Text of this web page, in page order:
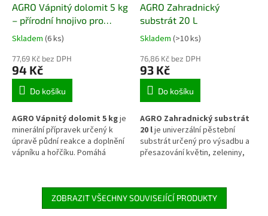
AGRO Vápnitý dolomit 5 kg
– přírodní hnojivo pro
úpravu půdy
Skladem (6 ks)
77,69 Kč bez DPH
94 Kč
Do košíku
AGRO Vápnitý dolomit 5 kgje
minerální přípravek určený k
úpravě půdní reakce a doplnění
vápníku a hořčíku. Pomáhá
podporuje lepší využití živin
rostlinami. Vhodný je pro
pravidelnou údržbu zahradních
AGRO Zahradnický
substrát 20 L
Skladem (>10 ks)
76,86 Kč bez DPH
93 Kč
Do košíku
AGRO Zahradnický substrát
20 lje univerzální pěstební
substrát určený pro výsadbu a
přesazování květin, zeleniny,
složení podporuje zakořenění,
zdravý růst a vytváří vhodný
poměr mezi zadržováním vláhy
ZOBRAZIT VŠECHNY SOUVISEJÍCÍ PRODUKTY